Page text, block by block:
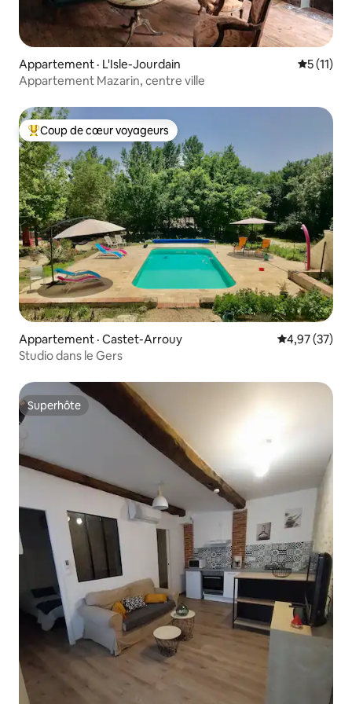
Appartement · L'Isle-Jourdain Note
5 (11)
Appartement Mazarin, centre ville
Coup de cœur voyageurs parmi les plus aimés
Coup de cœur voyageurs
Appartement · Castet-Arrouy Note
4,97 (37)
Studio dans le Gers
Superhôte
Superhôte